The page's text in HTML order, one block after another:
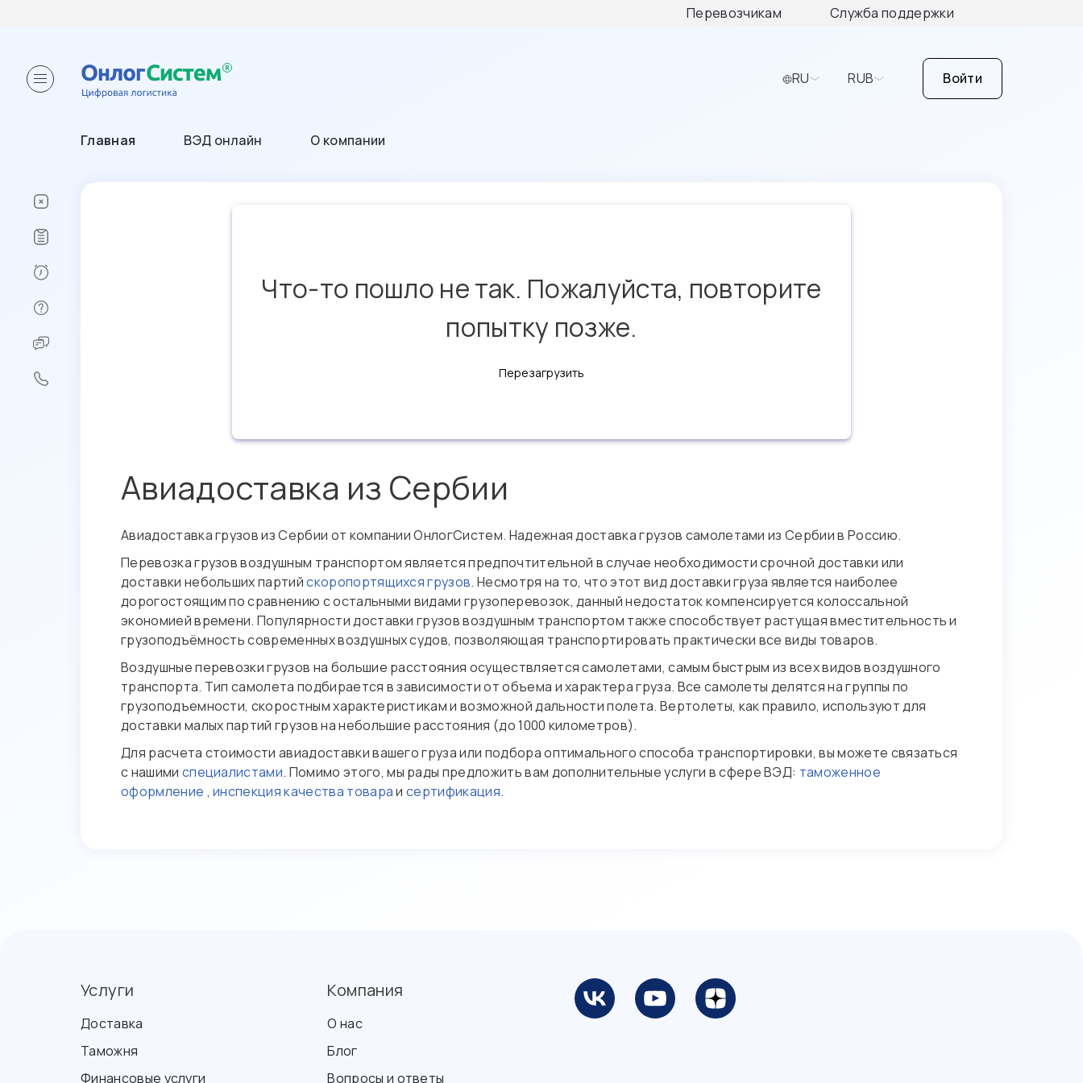
Перевозчикам Служба поддержки
RU RUB Войти
Главная ВЭД онлайн О компании
Что-то пошло не так. Пожалуйста, повторите
попытку позже.
Перезагрузить
Авиадоставка из Сербии
Авиадоставка грузов из Сербии от компании ОнлогСистем. Надежная доставка грузов самолетами из Сербии в Россию.
Перевозка грузов воздушным транспортом является предпочтительной в случае необходимости срочной доставки или
доставки небольших партийскоропортящихся грузов. Несмотря на то, что этот вид доставки груза является наиболее
дорогостоящим по сравнению с остальными видами грузоперевозок, данный недостаток компенсируется колоссальной
экономией времени. Популярности доставки грузов воздушным транспортом также способствует растущая вместительность и
грузоподъёмность современных воздушных судов, позволяющая транспортировать практически все виды товаров.
Воздушные перевозки грузов на большие расстояния осуществляется самолетами, самым быстрым из всех видов воздушного
транспорта. Тип самолета подбирается в зависимости от объема и характера груза. Все самолеты делятся на группы по
грузоподъемности, скоростным характеристикам и возможной дальности полета. Вертолеты, как правило, используют для
доставки малых партий грузов на небольшие расстояния (до 1000 километров).
Для расчета стоимости авиадоставки вашего груза или подбора оптимального способа транспортировки, вы можете связаться
с нашими специалистами. Помимо этого, мы рады предложить вам дополнительные услуги в сфере ВЭД: таможенное
оформление ,инспекция качества товараисертификация.
Услуги
Доставка
Таможня
Финансовые услуги
Компания
О нас
Блог
Вопросы и ответы